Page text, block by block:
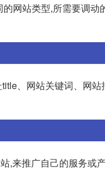
网站类型,所需要调动
、网站关键词、网
,来推广自己的服务或